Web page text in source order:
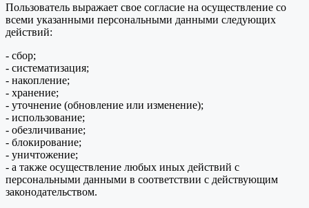
Пользователь выражает свое согласие на осуществление со
всеми указанными персональными данными следующих
действий:
- сбор;
- систематизация;
- накопление;
- хранение;
- уточнение (обновление или изменение);
- использование;
- обезличивание;
- блокирование;
- уничтожение;
- а также осуществление любых иных действий с
персональными данными в соответствии с действующим
законодательством.